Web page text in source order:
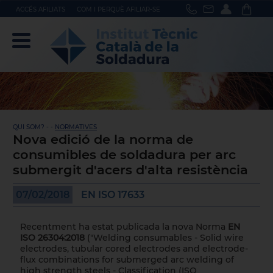
ACCÉS AFILIATS COM I PERQUÈ AFILIAR-SE
QUI SOM? - - NORMATIVES
Nova edició de la norma de
consumibles de soldadura per arc
submergit d'acers d'alta resistència
07/02/2018 EN ISO 17633
Recentment ha estat publicada la nova Norma EN
ISO 26304:2018("Welding consumables - Solid wire
electrodes, tubular cored electrodes and electrode-
flux combinations for submerged arc welding of
high strength steels - Classification (ISO